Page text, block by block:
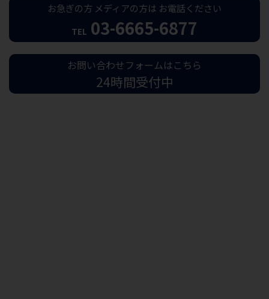
お急ぎの方 メディアの方は お電話ください
TEL 03-6665-6877
お問い合わせフォームはこちら
24時間受付中